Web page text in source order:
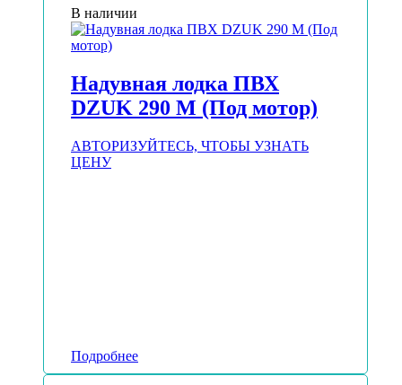
В наличии
Надувная лодка ПВХ
DZUK 290 М (Под мотор)
АВТОРИЗУЙТЕСЬ, ЧТОБЫ УЗНАТЬ
ЦЕНУ
Подробнее